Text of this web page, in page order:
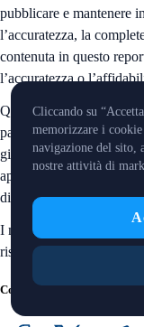
pubblicare e mantenere
l’accuratezza, la
contenuta in questo
l’accuratezza o
Questo report non è
parte di persone o enti
giurisdizione in cui tale
applicabile, o che
di registrazione o licenza.
I marchi e i loghi
rispettivi proprietari.
Condividi con gli amici
Cliccando su
memorizzare i
navigazione del sito,
nostre attività di